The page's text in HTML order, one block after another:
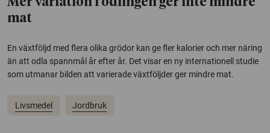
Mer variation i odlingen ger inte mindre
mat
En växtföljd med flera olika grödor kan ge fler kalorier och mer näring
än att odla spannmål år efter år. Det visar en ny internationell studie
som utmanar bilden att varierade växtföljder ger mindre mat.
Livsmedel Jordbruk